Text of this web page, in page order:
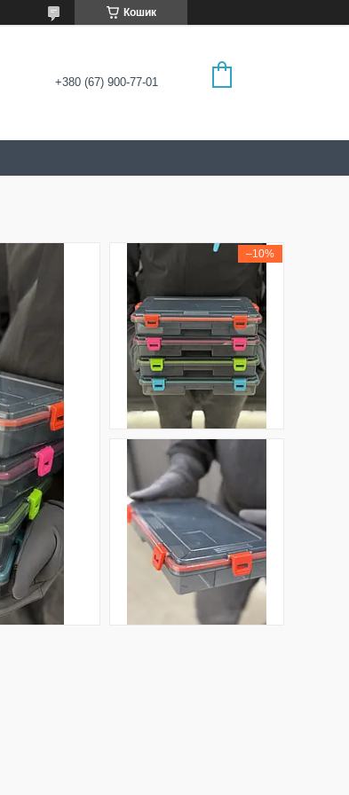
Кошик
+380 (67) 900-77-01
–10%